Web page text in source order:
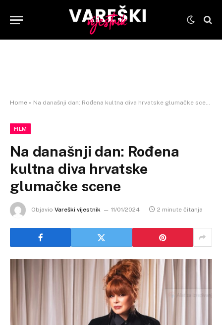
Home » Na današnji dan: Rođena kultna diva hrvatske glumačke scene
FILM
Na današnji dan: Rođena
kultna diva hrvatske
glumačke scene
Objavio Vareški vijestnik 11/01/2024 2 minute čitanja